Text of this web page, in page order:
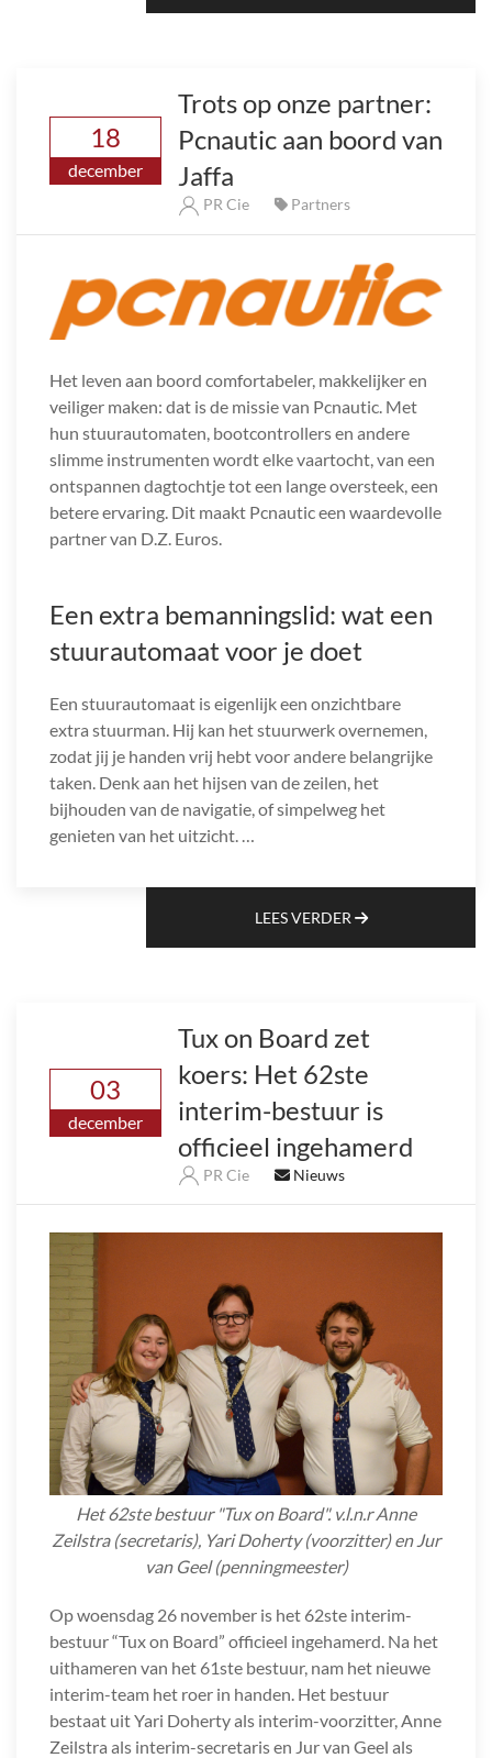
18
december
Trots op onze partner:
Pcnautic aan boord van
Jaffa
PR Cie Partners
Het leven aan boord comfortabeler, makkelijker en
veiliger maken: dat is de missie van Pcnautic. Met
hun stuurautomaten, bootcontrollers en andere
slimme instrumenten wordt elke vaartocht, van een
ontspannen dagtochtje tot een lange oversteek, een
betere ervaring. Dit maakt Pcnautic een waardevolle
partner van D.Z. Euros.
Een extra bemanningslid: wat een
stuurautomaat voor je doet
Een stuurautomaat is eigenlijk een onzichtbare
extra stuurman. Hij kan het stuurwerk overnemen,
zodat jij je handen vrij hebt voor andere belangrijke
taken. Denk aan het hijsen van de zeilen, het
bijhouden van de navigatie, of simpelweg het
genieten van het uitzicht. …
LEES VERDER
03
december
Tux on Board zet
koers: Het 62ste
interim-bestuur is
officieel ingehamerd
PR Cie Nieuws
Het 62ste bestuur "Tux on Board". v.l.n.r Anne
Zeilstra (secretaris), Yari Doherty (voorzitter) en Jur
van Geel (penningmeester)
Op woensdag 26 november is het 62ste interim-
bestuur “Tux on Board” officieel ingehamerd. Na het
uithameren van het 61ste bestuur, nam het nieuwe
interim-team het roer in handen. Het bestuur
bestaat uit Yari Doherty als interim-voorzitter, Anne
Zeilstra als interim-secretaris en Jur van Geel als